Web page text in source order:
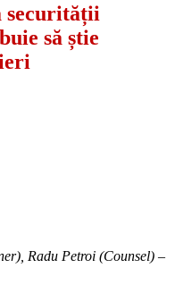
securității
să știe
Radu Petroi (Counsel) –